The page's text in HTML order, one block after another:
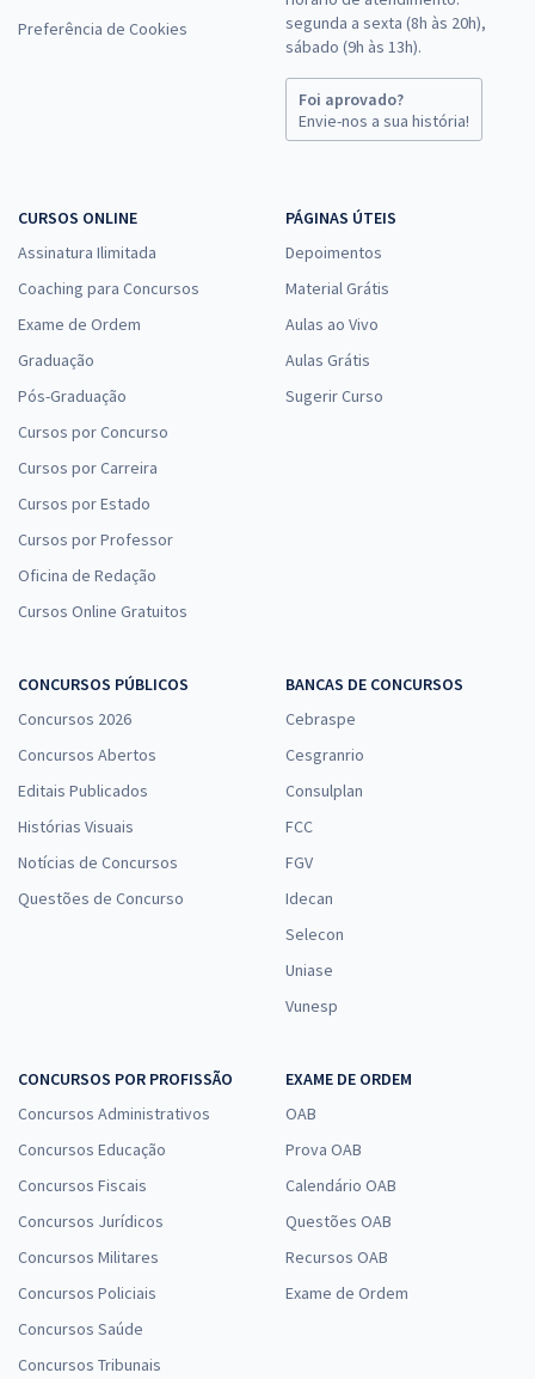
Preferência de Cookies
segunda a sexta (8h às 20h),
sábado (9h às 13h).
Foi aprovado?
Envie-nos a sua história!
CURSOS ONLINE
Assinatura Ilimitada
Coaching para Concursos
Exame de Ordem
Graduação
Pós-Graduação
Cursos por Concurso
Cursos por Carreira
Cursos por Estado
Cursos por Professor
Oficina de Redação
Cursos Online Gratuitos
PÁGINAS ÚTEIS
Depoimentos
Material Grátis
Aulas ao Vivo
Aulas Grátis
Sugerir Curso
CONCURSOS PÚBLICOS
Concursos 2026
Concursos Abertos
Editais Publicados
Histórias Visuais
Notícias de Concursos
Questões de Concurso
BANCAS DE CONCURSOS
Cebraspe
Cesgranrio
Consulplan
FCC
FGV
Idecan
Selecon
Uniase
Vunesp
CONCURSOS POR PROFISSÃO
Concursos Administrativos
Concursos Educação
Concursos Fiscais
Concursos Jurídicos
Concursos Militares
Concursos Policiais
Concursos Saúde
Concursos Tribunais
EXAME DE ORDEM
OAB
Prova OAB
Calendário OAB
Questões OAB
Recursos OAB
Exame de Ordem